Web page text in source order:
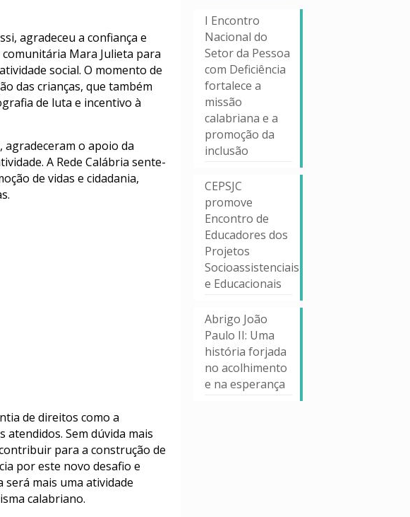
agradeceu a confiança e
Mara Julieta para
social. O momento de
das crianças, que também
de luta e incentivo à
agradeceram o apoio da
A Rede Calábria sente-
de vidas e cidadania,
de direitos como a
atendidos. Sem dúvida mais
para a construção de
por este novo desafio e
será mais uma atividade
calabriano.
I Encontro
Nacional do
Setor da Pessoa
com Deficiência
fortalece a
missão
calabriana e a
promoção da
inclusão
CEPSJC
promove
Encontro de
Educadores dos
Projetos
Socioassistenciais
e Educacionais
Abrigo João
Paulo II: Uma
história forjada
no acolhimento
e na esperança